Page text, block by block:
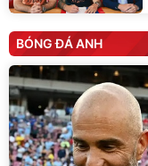
BÓNG ĐÁ ANH